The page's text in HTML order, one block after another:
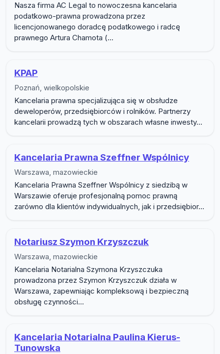
Nasza firma AC Legal to nowoczesna kancelaria
podatkowo-prawna prowadzona przez
licencjonowanego doradcę podatkowego i radcę
prawnego Artura Chamota (...
KPAP
Poznań, wielkopolskie
Kancelaria prawna specjalizująca się w obsłudze
deweloperów, przedsiębiorców i rolników. Partnerzy
kancelarii prowadzą tych w obszarach własne inwesty...
Kancelaria Prawna Szeffner Wspólnicy
Warszawa, mazowieckie
Kancelaria Prawna Szeffner Wspólnicy z siedzibą w
Warszawie oferuje profesjonalną pomoc prawną
zarówno dla klientów indywidualnych, jak i przedsiębior...
Notariusz Szymon Krzyszczuk
Warszawa, mazowieckie
Kancelaria Notarialna Szymona Krzyszczuka
prowadzona przez Szymon Krzyszczuk działa w
Warszawa, zapewniając kompleksową i bezpieczną
obsługę czynności...
Kancelaria Notarialna Paulina Kierus-
Tunowska